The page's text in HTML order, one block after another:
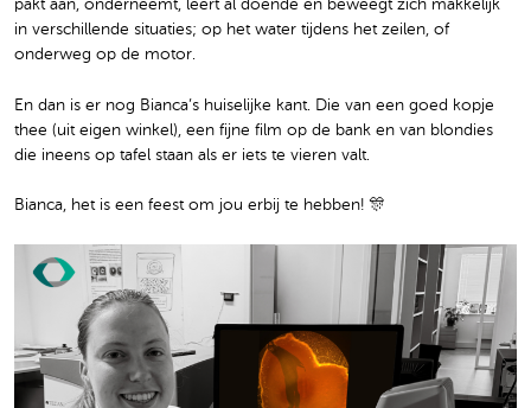
pakt aan, onderneemt, leert al doende en beweegt zich makkelijk
in verschillende situaties; op het water tijdens het zeilen, of
onderweg op de motor.
En dan is er nog Bianca’s huiselijke kant. Die van een goed kopje
thee (uit eigen winkel), een fijne film op de bank en van blondies
die ineens op tafel staan als er iets te vieren valt.
Bianca, het is een feest om jou erbij te hebben! 🎊